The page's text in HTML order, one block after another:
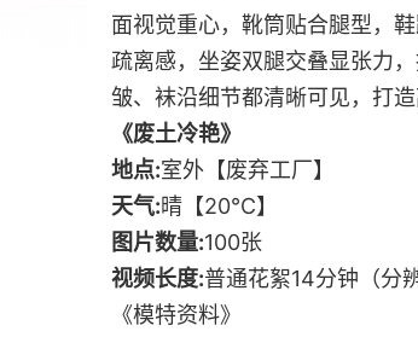
面视觉重心，靴筒贴合腿型，
疏离感，坐姿双腿交叠显张力
皱、袜沿细节都清晰可见，打造
《废土冷艳》
地点:室外【废弃工厂】
天气:晴【20℃】
图片数量:100张
视频长度:普通花絮14分钟（分
《模特资料》